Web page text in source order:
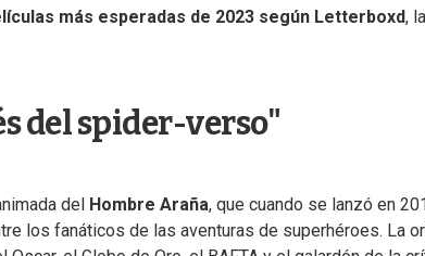
más esperadas de 2023 según Letterboxd,
del spider-verso"
del Hombre Araña, que cuando se lanzó en
los fanáticos de las aventuras de superhéroes. La